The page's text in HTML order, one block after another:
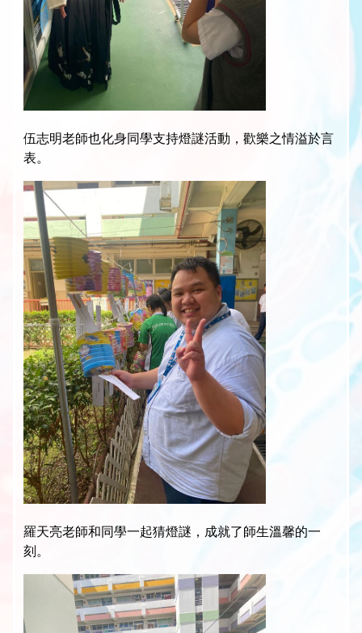
伍志明老師也化身同學支持燈謎活動，歡樂之情溢於言
表。
羅天亮老師和同學一起猜燈謎，成就了師生溫馨的一
刻。